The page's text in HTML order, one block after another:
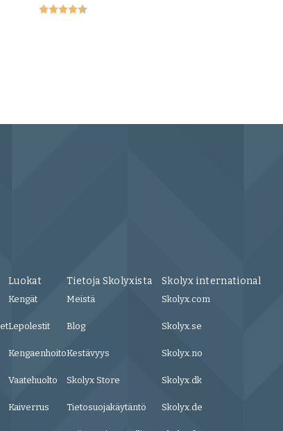
Luokat
Kengät
Lepolestit
Kengaenhoito
Vaatehuolto
Kaiverrus
Tietoja Skolyxista
Meistä
Blog
Kestävyys
Skolyx Store
Tietosuojakäytäntö
Skolyx international
Skolyx.com
Skolyx.se
Skolyx.no
Skolyx.dk
Skolyx.de